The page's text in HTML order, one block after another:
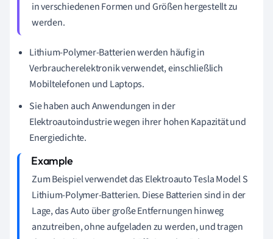
in verschiedenen Formen und Größen hergestellt zu
werden.
Lithium-Polymer-Batterien werden häufig in
Verbraucherelektronik verwendet, einschließlich
Mobiltelefonen und Laptops.
Sie haben auch Anwendungen in der
Elektroautoindustrie wegen ihrer hohen Kapazität und
Energiedichte.
Zum Beispiel verwendet das Elektroauto Tesla Model S
Lithium-Polymer-Batterien. Diese Batterien sind in der
Lage, das Auto über große Entfernungen hinweg
anzutreiben, ohne aufgeladen zu werden, und tragen